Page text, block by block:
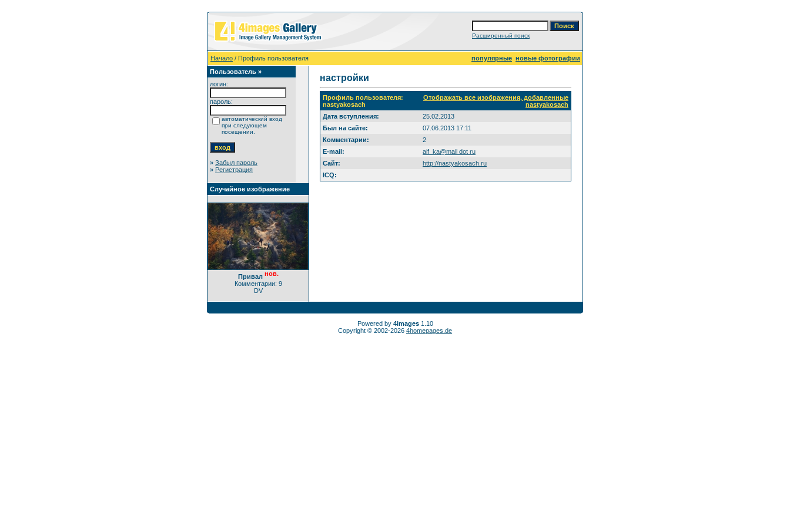
Расширенный поиск
Начало / Профиль пользователя популярные новые фотографии
Пользователь »
логин:
пароль:
автоматический вход
при следующем
посещении.
» Забыл пароль
» Регистрация
Случайное изображение
Привал нов.
Комментарии: 9
DV
настройки
Профиль пользователя:
nastyakosach
Отображать все изображения, добавленные
nastyakosach
Дата вступления:
25.02.2013
Был на сайте:
07.06.2013 17:11
Комментарии:
2
E-mail:
aif_ka@mail dot ru
Сайт:
http://nastyakosach.ru
ICQ:
Powered by 4images1.10
Copyright © 2002-2026 4homepages.de